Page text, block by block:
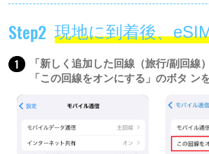
Step2 現地に到着後、
1
「新しく追加した回線（旅行/副回線
「この回線をオンにする」のボタ ン